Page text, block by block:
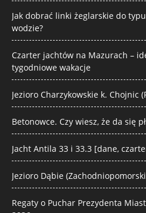
Jak dobrać linki żeglarskie do
wodzie?
Czarter jachtów na Mazurach –
tygodniowe wakacje
Jezioro Charzykowskie k. Chojnic
Betonowce. Czy wiesz, że da się
Jacht Antila 33 i 33.3 [dane,
Jezioro Dąbie
Regaty o Puchar Prezydenta